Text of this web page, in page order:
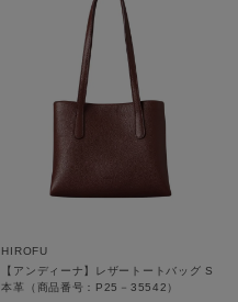
HIROFU
【アンディーナ】レザートートバッグ S
本革（商品番号：P25－35542）